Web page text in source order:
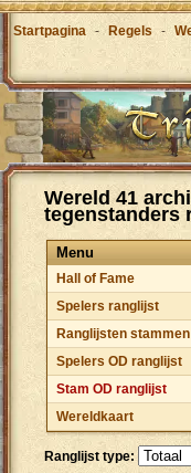
Startpagina - Regels -
Wereld 41
tegenstanders
Menu
Hall of Fame
Spelers ranglijst
Ranglijsten stammen
Spelers OD ranglijst
Stam OD ranglijst
Wereldkaart
Ranglijst type: